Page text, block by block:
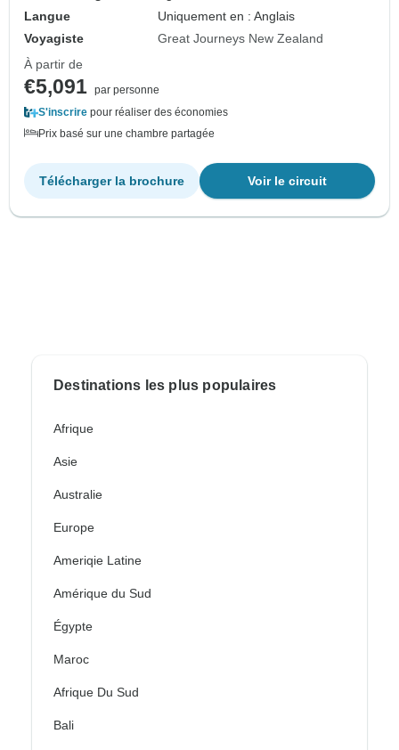
Langue
Uniquement en : Anglais
Voyagiste
Great Journeys New Zealand
À partir de
€5,091 par personne
S'inscrire pour réaliser des économies
Prix basé sur une chambre partagée
Voir le circuit
Télécharger la brochure
Destinations les plus populaires
Afrique
Asie
Australie
Europe
Ameriqie Latine
Amérique du Sud
Égypte
Maroc
Afrique Du Sud
Bali